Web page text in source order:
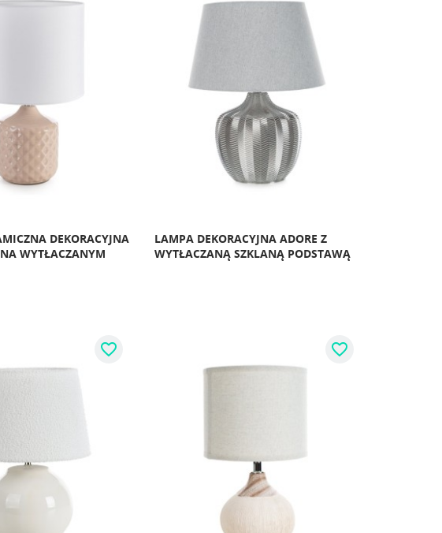
DEKORACYJNA
WYTŁACZANYM
LAMPA DEKORACYJNA ADORE Z
WYTŁACZANĄ SZKLANĄ PODSTAWĄ
favorite_border favorite_border